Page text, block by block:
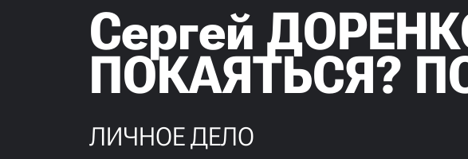
Сергей
ПОКАЯТЬСЯ?
ЛИЧНОЕ ДЕЛО